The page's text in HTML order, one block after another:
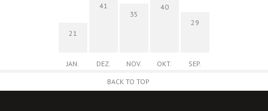
21
JAN.
41
DEZ.
35
NOV.
40
OKT.
29
SEP.
BACK TO TOP